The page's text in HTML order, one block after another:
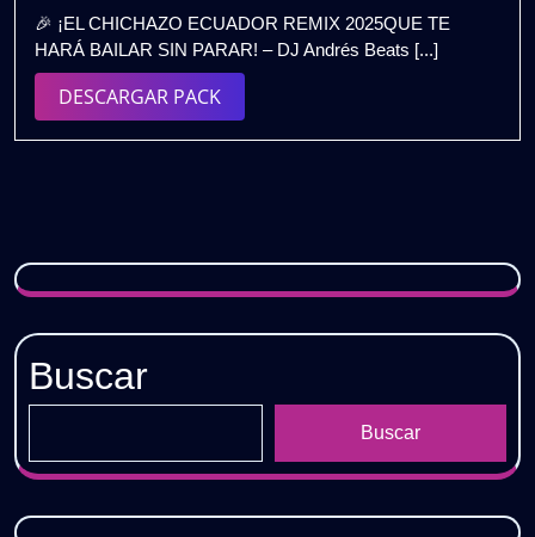
de
2025
EXTENDED
–
Beats
🎉 ¡EL CHICHAZO ECUADOR REMIX 2025QUE TE
HARÁ BAILAR SIN PARAR! – DJ Andrés Beats [...]
DESCARGAR PACKDESCARGAR
PACK
Buscar
Buscar